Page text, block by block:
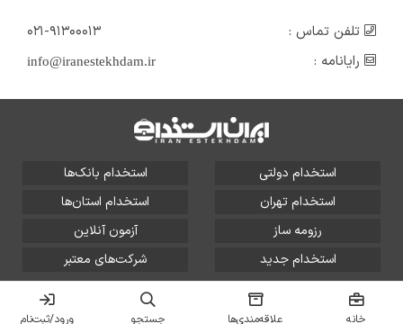
تلفن تماس :
۰۲۱-۹۱۳۰۰۰۱۳
رایانامه :
info@iranestekhdam.ir
استخدام دولتی
استخدام بانک‌ها
استخدام تهران
استخدام استان‌ها
رزومه ساز
آزمون آنلاین
استخدام جدید
شرکت‌های معتبر
تمامی حقوق این سایت برای آلتین سیستم محفوظ است و هر
گونه سوءاستفاده از آن پیگرد قانونی دارد.
خانه علاقه‌مندی‌ها جستجو ورود/ثبت‌نام